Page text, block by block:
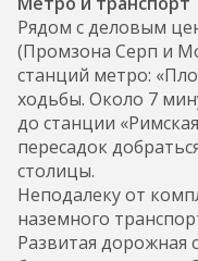
Рядом с деловым
(Промзона Серп и
станций метро:
ходьбы. Около 7
до станции
пересадок
столицы.
Неподалеку от
наземного
Развитая дорожная